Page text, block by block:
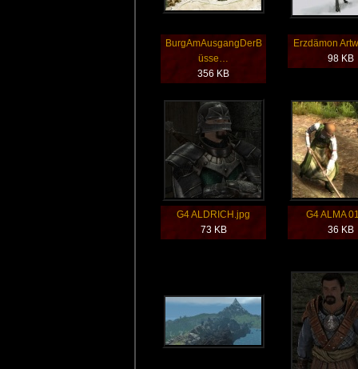
BurgAmAusgangDerB
üsse…
356 KB
Erzdämon
98 KB
G4 ALDRICH.jpg
73 KB
G4 ALMA
36 KB